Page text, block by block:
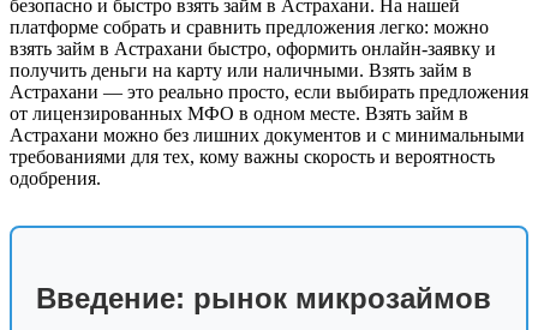
безопасно и быстро взять займ в Астрахани. На нашей
платформе собрать и сравнить предложения легко: можно
взять займ в Астрахани быстро, оформить онлайн-заявку и
получить деньги на карту или наличными. Взять займ в
Астрахани — это реально просто, если выбирать предложения
от лицензированных МФО в одном месте. Взять займ в
Астрахани можно без лишних документов и с минимальными
требованиями для тех, кому важны скорость и вероятность
одобрения.
Введение: рынок микрозаймов